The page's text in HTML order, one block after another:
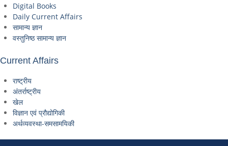
Digital Books
Daily Current Affairs
सामान्य ज्ञान
वस्तुनिष्ठ सामान्य ज्ञान
Current Affairs
राष्ट्रीय
अंतर्राष्ट्रीय
खेल
विज्ञान एवं प्रौद्योगिकी
अर्थव्यवस्था-समसामयिकी